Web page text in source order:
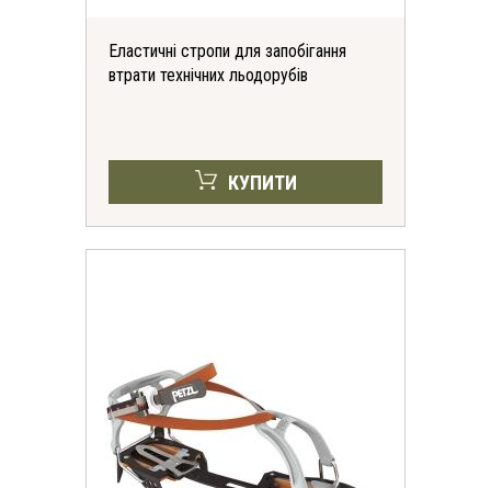
Еластичні стропи для запобігання
втрати технічних льодорубів
КУПИТИ